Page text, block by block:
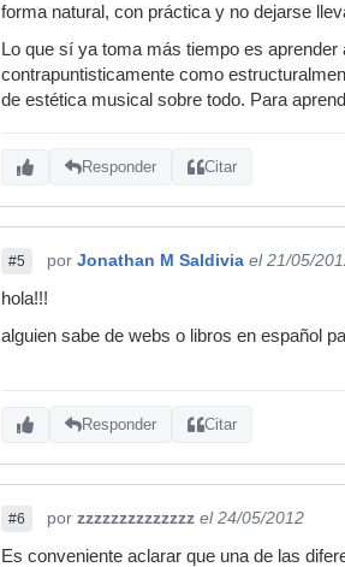
forma natural, con práctica y no dejarse
Lo que sí ya toma más tiempo es
contrapuntisticamente como
de estética musical sobre todo. Para
Responder Citar
#5 por Jonathan M Saldivia el 21/05/
hola!!!
alguien sabe de webs o libros en español
Responder Citar
#6 por zzzzzzzzzzzzzz el 24/05/2012
Es conveniente aclarar que una de las